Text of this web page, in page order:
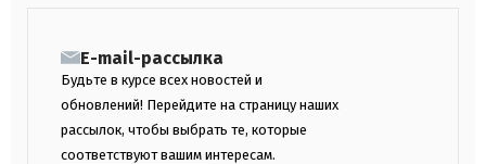
E-mail-рассылка
Будьте в курсе всех новостей и
обновлений! Перейдите на страницу наших
рассылок, чтобы выбрать те, которые
соответствуют вашим интересам.